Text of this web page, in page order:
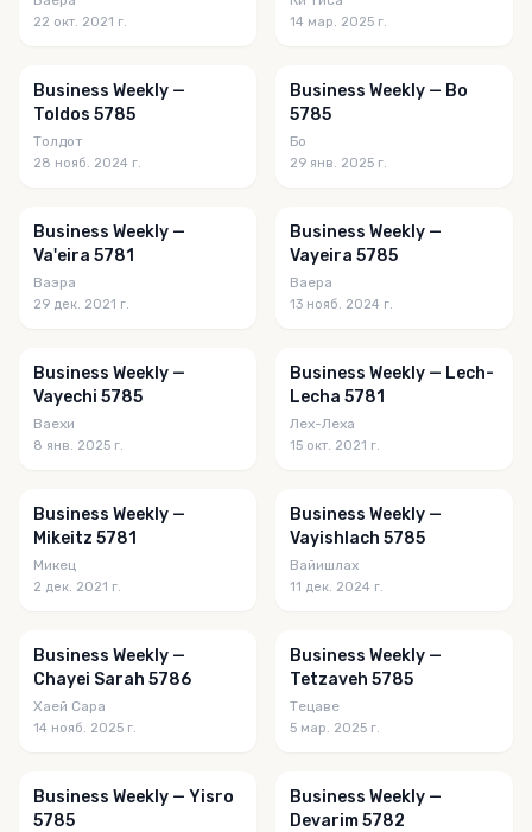
22 окт. 2021 г. 14 мар. 2025 г.
Business Weekly —
Toldos 5785
Толдот
28 нояб. 2024 г.
Business Weekly — Bo
5785
Бо
29 янв. 2025 г.
Business Weekly —
Va'eira 5781
Ваэра
29 дек. 2021 г.
Business Weekly —
Vayeira 5785
Ваера
13 нояб. 2024 г.
Business Weekly —
Vayechi 5785
Ваехи
8 янв. 2025 г.
Business Weekly — Lech-
Lecha 5781
Лех-Леха
15 окт. 2021 г.
Business Weekly —
Mikeitz 5781
Микец
2 дек. 2021 г.
Business Weekly —
Vayishlach 5785
Вайишлах
11 дек. 2024 г.
Business Weekly —
Chayei Sarah 5786
Хаей Сара
14 нояб. 2025 г.
Business Weekly —
Tetzaveh 5785
Тецаве
5 мар. 2025 г.
Business Weekly — Yisro
5785
Business Weekly —
Devarim 5782